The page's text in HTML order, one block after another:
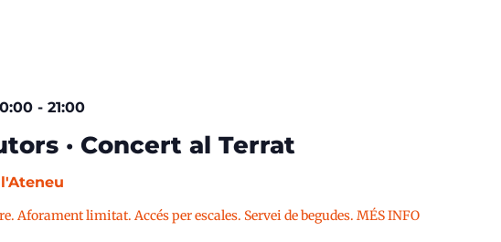
- 21:00
· Concert al Terrat
Aforament limitat. Accés per escales. Servei de begudes. MÉS INFO